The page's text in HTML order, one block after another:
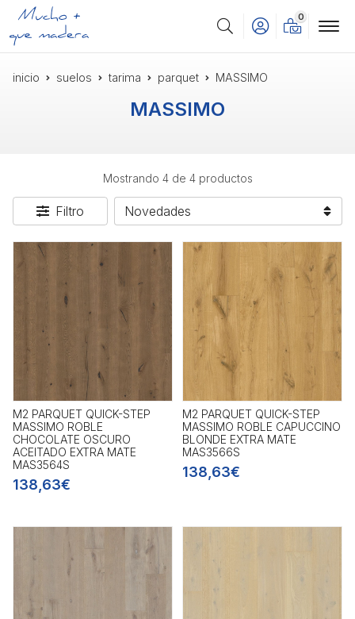
Buscar
0
inicio suelos tarima parquet MASSIMO
MASSIMO
Mostrando 4 de 4 productos
Filtro
M2 PARQUET QUICK-STEP
MASSIMO ROBLE
CHOCOLATE OSCURO
ACEITADO EXTRA MATE
MAS3564S
138,63€
M2 PARQUET QUICK-STEP
MASSIMO ROBLE CAPUCCINO
BLONDE EXTRA MATE
MAS3566S
138,63€